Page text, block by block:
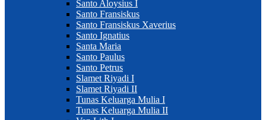
Santo Aloysius I
Santo Fransiskus
Santo Fransiskus Xaverius
Santo Ignatius
Santa Maria
Santo Paulus
Santo Petrus
Slamet Riyadi I
Slamet Riyadi II
Tunas Keluarga Mulia I
Tunas Keluarga Mulia II